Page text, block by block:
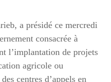
a présidé ce mercredi
consacrée à
l’implantation de projets
agricole ou
centres d’appels en